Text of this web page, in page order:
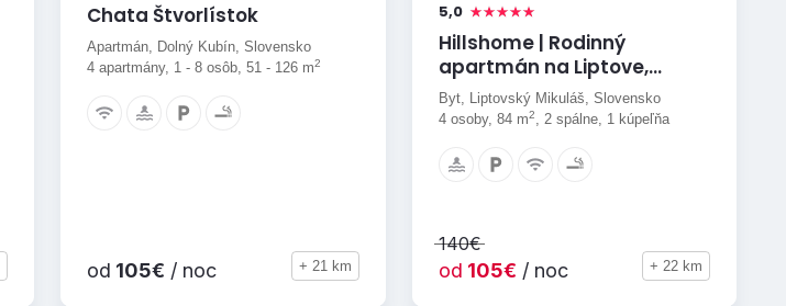
Chata Štvorlístok
Apartmán, Dolný Kubín, Slovensko
4 apartmány, 1 - 8 osôb, 51 - 126 m2
od 105€ / noc + 21 km
5,0
Hillshome | Rodinný
apartmán na Liptove,
plnohodnotná základňa pre
výlety, so saunou a terasou
Byt, Liptovský Mikuláš, Slovensko
4 osoby, 84 m2, 2 spálne, 1 kúpeľňa
140€
od 105€ / noc + 22 km